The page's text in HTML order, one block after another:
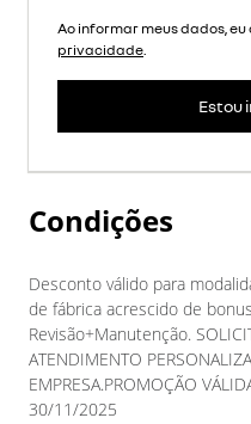
Ao informar meus dados,
privacidade
Estou
Condições
Desconto válido para
de fábrica acrescido de
Revisão+Manutenção.
ATENDIMENTO
EMPRESA.PROMOÇÃO
30/11/2025